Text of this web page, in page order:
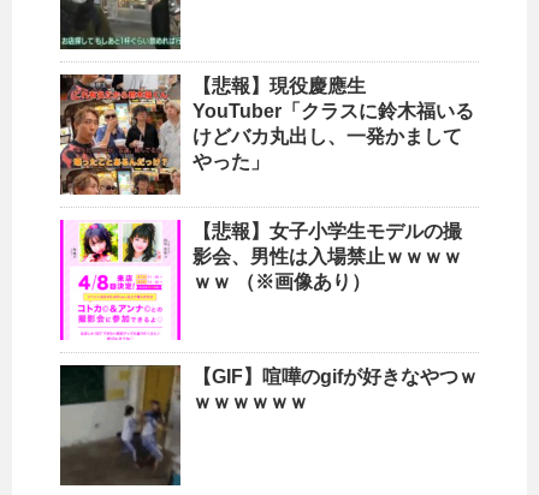
【悲報】現役慶應生
YouTuber「クラスに鈴木福いる
けどバカ丸出し、一発かまして
やった」
【悲報】女子小学生モデルの撮
影会、男性は入場禁止ｗｗｗｗ
ｗｗ （※画像あり）
【GIF】喧嘩のgifが好きなやつｗ
ｗｗｗｗｗｗ